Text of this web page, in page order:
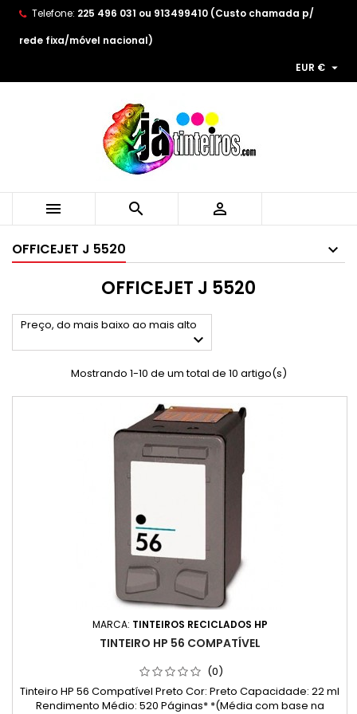
Telefone: 225 496 031 ou 913499410 (Custo chamada p/
rede fixa/móvel nacional)
EUR € 
  
OFFICEJET J 5520
OFFICEJET J 5520
Preço, do mais baixo ao mais alto

Mostrando 1-10 de um total de 10 artigo(s)
MARCA: TINTEIROS RECICLADOS HP
TINTEIRO HP 56 COMPATÍVEL
(0)
Tinteiro HP 56 Compatível Preto Cor: Preto Capacidade: 22 ml
Rendimento Médio: 520 Páginas* *(Média com base na
As minhas listas de desejos ×
((modalTitle)) ×
((cancelText)) ((modalDeleteText))
((title)) ×
((label))
((cancelText)) ((createText))
Entrar ×
You need to be logged in to save products in your
wishlist.
((cancelText))